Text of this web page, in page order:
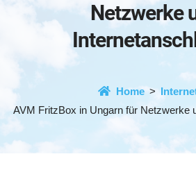
Netzwerke
Home
AVM FritzBox in Ungarn für Netzwerke